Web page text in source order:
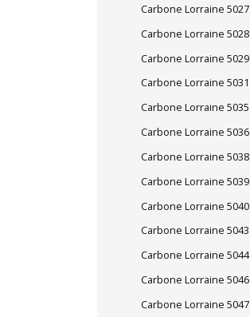
Carbone Lorraine 5027
Carbone Lorraine 5028
Carbone Lorraine 5029
Carbone Lorraine 5031
Carbone Lorraine 5035
Carbone Lorraine 5036
Carbone Lorraine 5038
Carbone Lorraine 5039
Carbone Lorraine 5040
Carbone Lorraine 5043
Carbone Lorraine 5044
Carbone Lorraine 5046
Carbone Lorraine 5047